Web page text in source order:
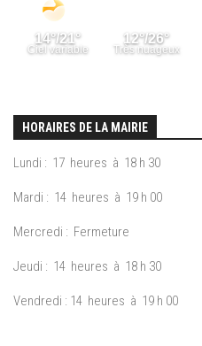
HORAIRES DE LA MAIRIE
Lundi : 17 heures à 18 h 30
Mardi : 14 heures à 19 h 00
Mercredi : Fermeture
Jeudi : 14 heures à 18 h 30
Vendredi : 14 heures à 19 h 00